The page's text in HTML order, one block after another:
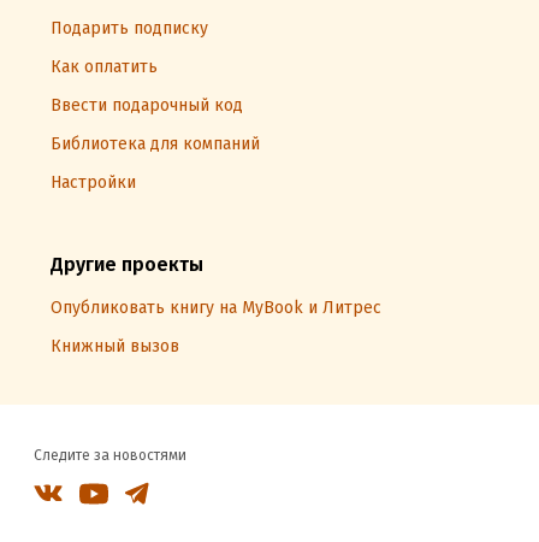
Подарить подписку
Как оплатить
Ввести подарочный код
Библиотека для компаний
Настройки
Другие проекты
Опубликовать книгу на MyBook и Литрес
Книжный вызов
Следите за новостями